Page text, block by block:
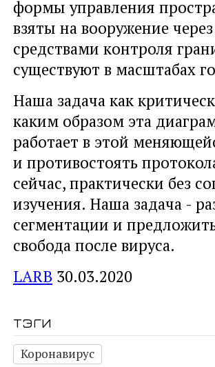
формы управления
взяты на вооружение
средствами контроля
существуют в масштабах
Наша задача как
каким образом эта
работает в этой
и противостоять
сейчас, практически без
изучения. Наша задача -
сегментации и
свобода после вируса.
LARB 30.03.2020
тэги
Коронавирус